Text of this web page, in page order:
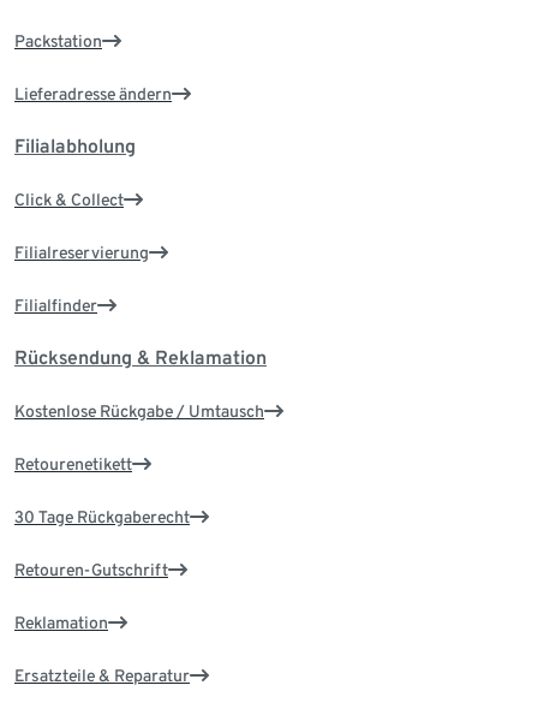
Packstation
Lieferadresse ändern
Filialabholung
Click & Collect
Filialreservierung
Filialfinder
Rücksendung & Reklamation
Kostenlose Rückgabe / Umtausch
Retourenetikett
30 Tage Rückgaberecht
Retouren-Gutschrift
Reklamation
Ersatzteile & Reparatur